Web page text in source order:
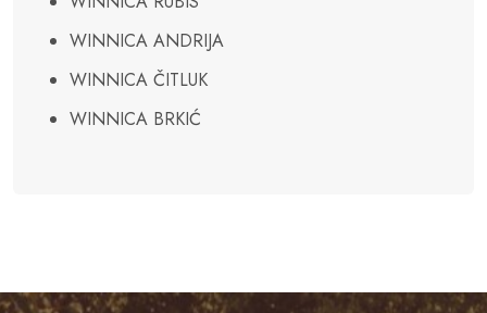
WINNICA ANDRIJA
WINNICA ČITLUK
WINNICA BRKIĆ